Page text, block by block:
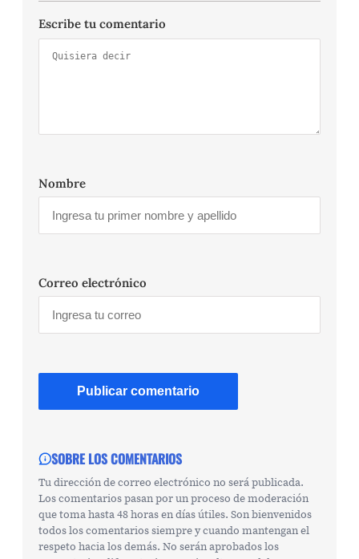
Escribe tu comentario
Nombre
Correo electrónico
SOBRE LOS COMENTARIOS
Tu dirección de correo electrónico no será publicada.
Los comentarios pasan por un proceso de moderación
que toma hasta 48 horas en días útiles. Son bienvenidos
todos los comentarios siempre y cuando mantengan el
respeto hacia los demás. No serán aprobados los